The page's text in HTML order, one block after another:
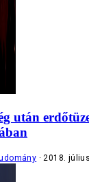
után
2018.